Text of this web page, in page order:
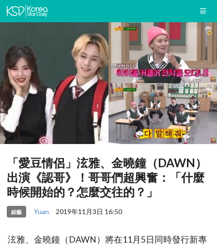
「愛豆情侶」泫雅、金曉鐘（DAWN）
出演《認哥》！哥哥們超興奮：「什麼
時候開始的？怎麼交往的？」
綜藝 Yuan 2019年11月3日 16:50
泫雅、金曉鐘（DAWN）將在11月5日同時發行新專